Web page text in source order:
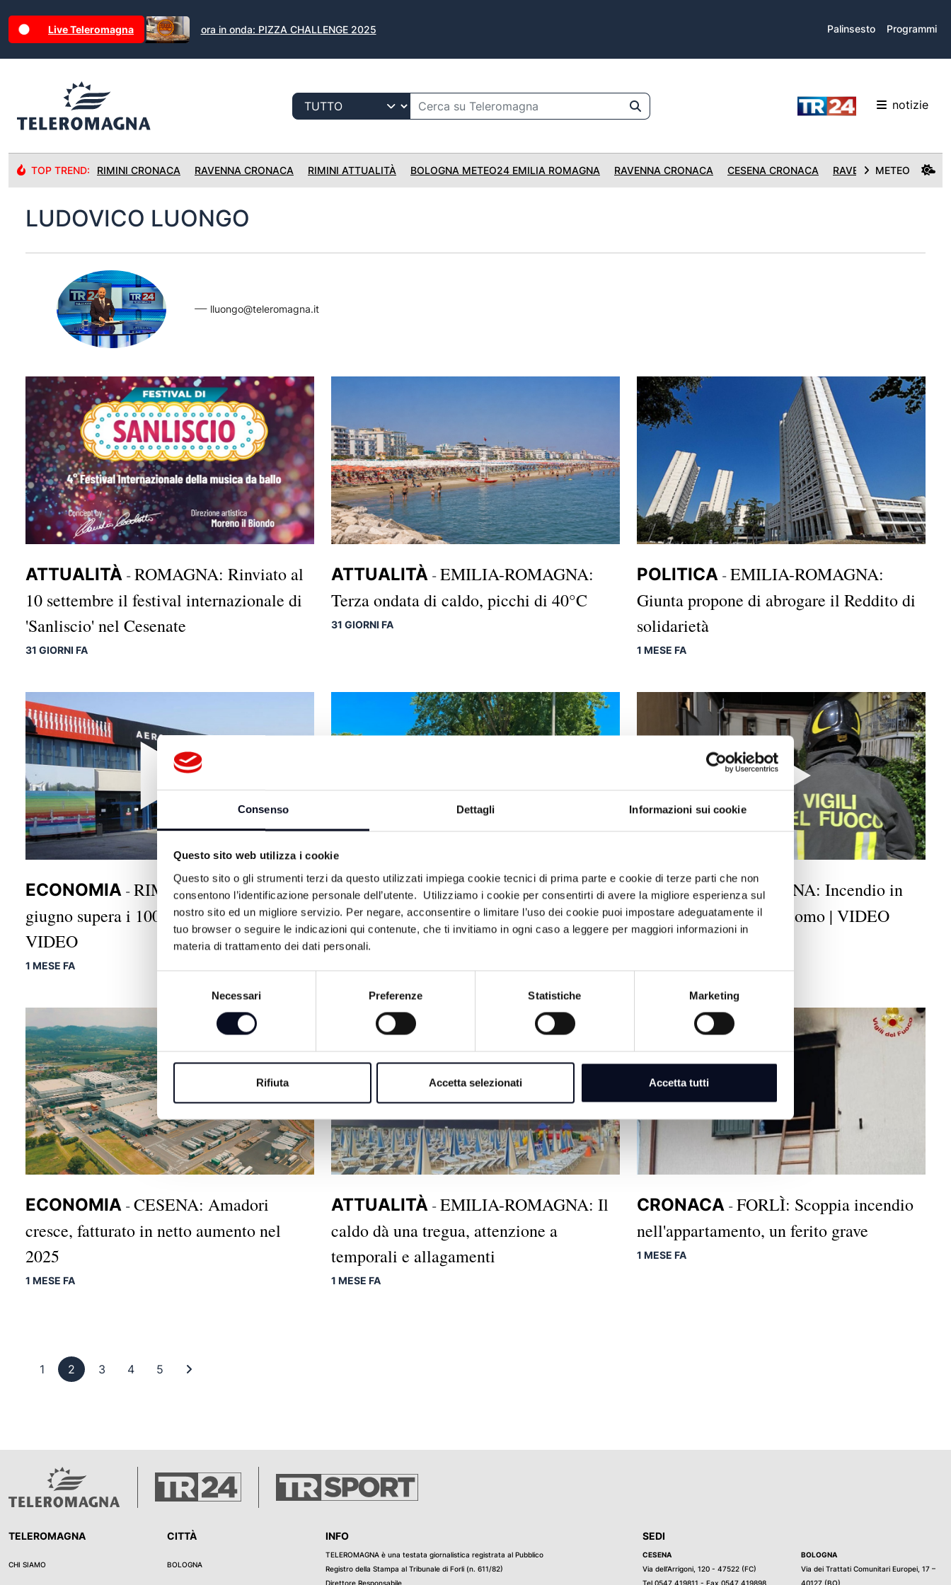
Consenso Dettagli Informazioni sui cookie
Questo sito web utilizza i cookie
Questo sito o gli strumenti terzi da questo utilizzati impiega cookie tecnici di prima parte e cookie di terze parti che non
consentono l’identificazione personale dell’utente. Utilizziamo i cookie per consentirti di avere la migliore esperienza sul
nostro sito ed un migliore servizio. Per negare, acconsentire o limitare l’uso dei cookie puoi impostare adeguatamente il
tuo browser o seguire le indicazioni qui contenute, che ti invitiamo in ogni caso a leggere per maggiori informazioni in
materia di trattamento dei dati personali.
Necessari Preferenze Statistiche Marketing
Rifiuta Accetta selezionati Accetta tutti
Live Teleromagna ora in onda: PIZZA CHALLENGE 2025 Palinsesto Programmi
notizie
TOP TREND: RIMINI CRONACA RAVENNA CRONACA RIMINI ATTUALITÀ BOLOGNA METEO24 EMILIA ROMAGNA RAVENNA CRONACA CESENA CRONACA RAVENNA CRONACA
METEO
LUDOVICO LUONGO
lluongo@teleromagna.it
ATTUALITÀ - ROMAGNA: Rinviato al
10 settembre il festival internazionale di
'Sanliscio' nel Cesenate
31 GIORNI FA
ATTUALITÀ - EMILIA-ROMAGNA:
Terza ondata di caldo, picchi di 40°C
31 GIORNI FA
POLITICA - EMILIA-ROMAGNA:
Giunta propone di abrogare il Reddito di
solidarietà
1 MESE FA
ECONOMIA - RIMINI: Il Fellini a
giugno supera i 100mila passeggeri |
VIDEO
1 MESE FA
CRONACA -BOLOGNA: Indossa una
parrucca per pedinare la ex, 31enne
finisce in carcere
CRONACA-RAVENNA: Incendio in
abitazione, muore un uomo | VIDEO
ECONOMIA - CESENA: Amadori
cresce, fatturato in netto aumento nel
2025
1 MESE FA
ATTUALITÀ - EMILIA-ROMAGNA: Il
caldo dà una tregua, attenzione a
temporali e allagamenti
1 MESE FA
CRONACA - FORLÌ: Scoppia incendio
nell'appartamento, un ferito grave
1 MESE FA
1 Pagina 1
2 Pagina 2
3 Pagina 3
4Pagina 4
5 Pagina 5
TELEROMAGNA
CHI SIAMO
CITTÀ
BOLOGNA
INFO
TELEROMAGNA è una testata giornalistica registrata al Pubblico
Registro della Stampa al Tribunale di Forli (n. 611/82)
Direttore Responsabile
SEDI
CESENA
Via dell’Arrigoni, 120 - 47522 (FC)
Tel 0547 419811 - Fax 0547 419898
BOLOGNA
Via dei Trattati Comunitari Europei, 17 –
40127 (BO)